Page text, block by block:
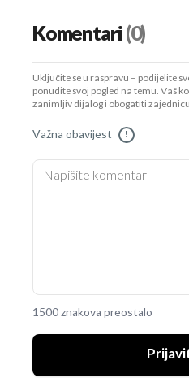
Komentari(0)
Uključite se u raspravu – podijelite
ponudite svoj pogled na temu. Vaš
zanimljiv dijalog i obogatiti
Važna obavijest !
1500 znakova preostalo
UKLJUČITE